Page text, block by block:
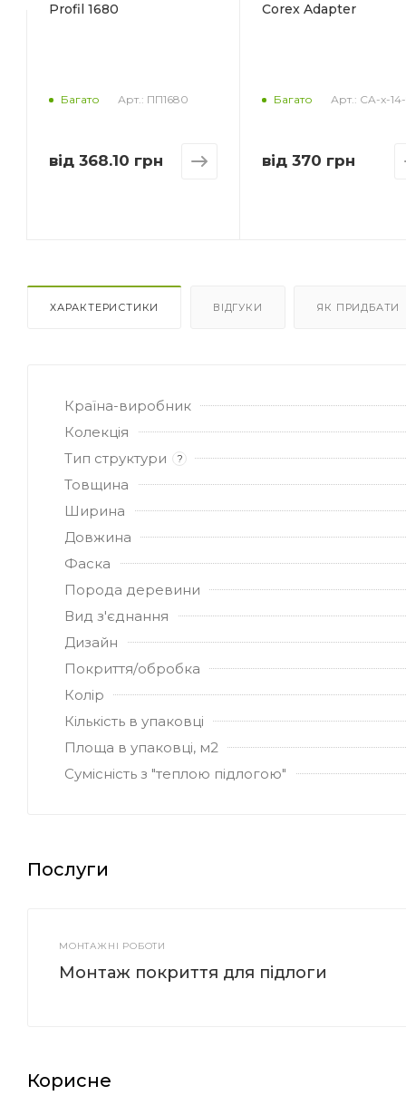
Profil 1680
Багато Арт.: ПП1680
від 368.10 грн
Corex Adapter
Багато Арт.: CA-x-
від 370 грн
ХАРАКТЕРИСТИКИ ВІДГУКИ ЯК ПРИДБАТИ
Країна-виробник
Колекція
Тип структури
?
Товщина
Ширина
Довжина
Фаска
Порода деревини
Вид з'єднання
Дизайн
Покриття/обробка
Колір
Кількість в упаковці
Площа в упаковці, м2
Сумісність з "теплою підлогою"
Послуги
МОНТАЖНІ РОБОТИ
Монтаж покриття для підлоги
Корисне